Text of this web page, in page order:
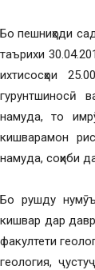
Бо пешниҳоди
таърихи
ихтисосҳои
гурунтшиносӣ
намуда, то
кишварамон
намуда, соҳиби
Бо рушду нумӯъ
кишвар дар
факултети
геология,